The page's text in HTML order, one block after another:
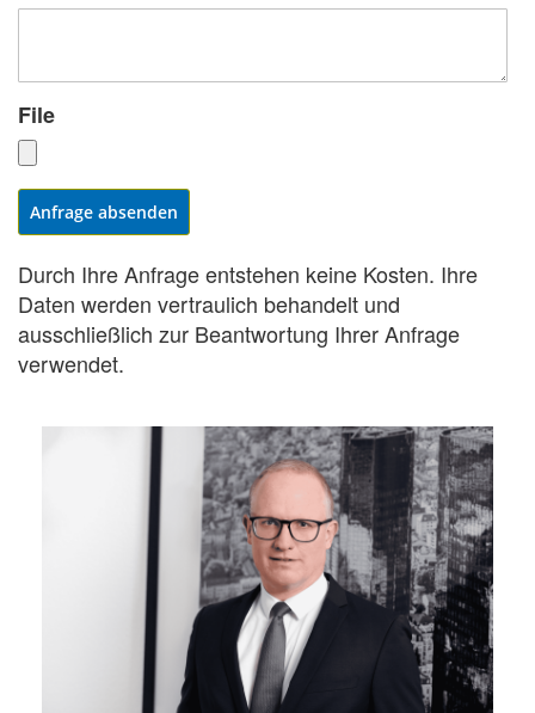
File
Anfrage absenden
Durch Ihre Anfrage entstehen keine Kosten. Ihre
Daten werden vertraulich behandelt und
ausschließlich zur Beantwortung Ihrer Anfrage
verwendet.